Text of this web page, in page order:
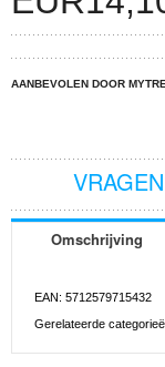
AANBEVOLEN DOOR
Omschrijving
EAN: 5712579715432
Gerelateerde